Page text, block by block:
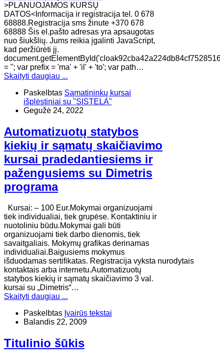
>PLANUOJAMOS KURSŲ
DATOS<Informacija ir registracija tel. 0 678
68888.Registracija sms žinute +370 678
68888 Šis el.pašto adresas yra apsaugotas
nuo šiukšlių. Jums reikia įgalinti JavaScript,
kad peržiūrėti jį.
= ''; var prefix = 'ma' + 'il' + 'to'; var path…
Skaityti daugiau ...
Paskelbtas Sąmatininkų kursai
išplėstiniai su "SISTELA"
Gegužė 24, 2022
Automatizuotų statybos
kiekių ir sąmatų skaičiavimo
kursai pradedantiesiems ir
pažengusiems su Dimetris
programa
Kursai: – 100 Eur.Mokymai organizuojami
tiek individualiai, tiek grupėse. Kontaktiniu ir
nuotoliniu būdu.Mokymai gali būti
organizuojami tiek darbo dienomis, tiek
savaitgaliais. Mokymų grafikas derinamas
individualiai.Baigusiems mokymus
išduodamas sertifikatas. Registracija vyksta nurodytais
kontaktais arba internetu.Automatizuotų
statybos kiekių ir sąmatų skaičiavimo 3 val.
kursai su „Dimetris“…
Skaityti daugiau ...
Paskelbtas Įvairūs tekstai
Balandis 22, 2009
Titulinio šūkis